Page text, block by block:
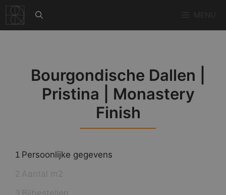
naar
de
Bourgondische Dallen |
Pristina | Monastery
Finish
1 Persoonlijke gegevens